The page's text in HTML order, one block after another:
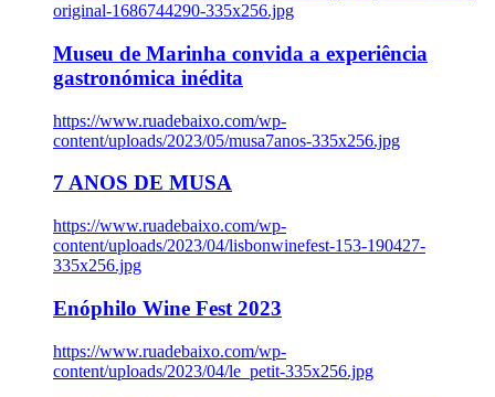
original-1686744290-335x256.jpg
Museu de Marinha convida a experiência
gastronómica inédita
https://www.ruadebaixo.com/wp-
content/uploads/2023/05/musa7anos-335x256.jpg
7 ANOS DE MUSA
https://www.ruadebaixo.com/wp-
content/uploads/2023/04/lisbonwinefest-153-190427-
335x256.jpg
Enóphilo Wine Fest 2023
https://www.ruadebaixo.com/wp-
content/uploads/2023/04/le_petit-335x256.jpg